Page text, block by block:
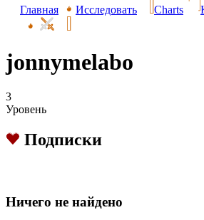
Главная
Исследовать Charts
jonnymelabo
3
Уровень
Подписки
Hичего не найдено